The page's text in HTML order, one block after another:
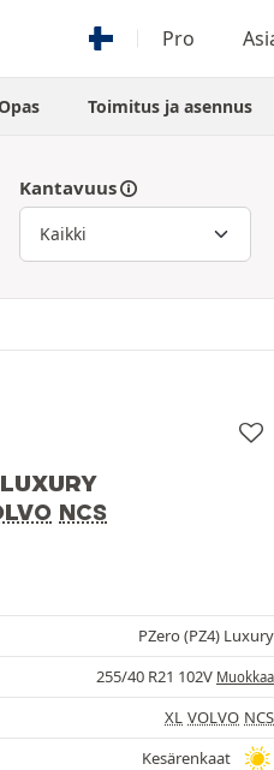
Pro
Toimitus ja asennus
Kantavuus
NCS
PZero (PZ4) Luxury
255/40 R21 102V Muokkaa
XL VOLVO NCS
Kesärenkaat